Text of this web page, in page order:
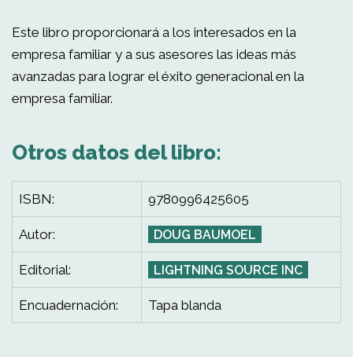
Este libro proporcionará a los interesados en la
empresa familiar y a sus asesores las ideas más
avanzadas para lograr el éxito generacional en la
empresa familiar.
Otros datos del libro:
ISBN: 9780996425605
Autor: DOUG BAUMOEL
Editorial: LIGHTNING SOURCE INC
Encuadernación: Tapa blanda